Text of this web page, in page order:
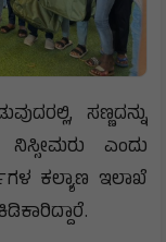
ಸಣ್ಣದನ್ನು
ಎಂದು
ಕಲ್ಯಾಣ ಇಲಾಖೆ